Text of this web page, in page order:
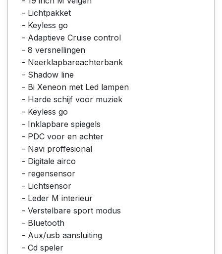
- Lichtpakket
- Keyless go
- Adaptieve Cruise control
- 8 versnellingen
- Neerklapbareachterbank
- Shadow line
- Bi Xeneon met Led lampen
- Harde schijf voor muziek
- Keyless go
- Inklapbare spiegels
- PDC voor en achter
- Navi proffesional
- Digitale airco
- regensensor
- Lichtsensor
- Leder M interieur
- Verstelbare sport modus
- Bluetooth
- Aux/usb aansluiting
- Cd speler